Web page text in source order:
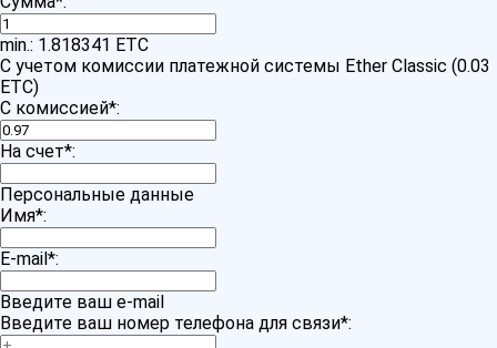
min.: 1.818341 ETC
С учетом комиссии платежной системы Ether Classic (0.03
ETC)
С комиссией*:
На счет*:
Персональные данные
Имя*:
E-mail*:
Введите ваш e-mail
Введите ваш номер телефона для связи*: